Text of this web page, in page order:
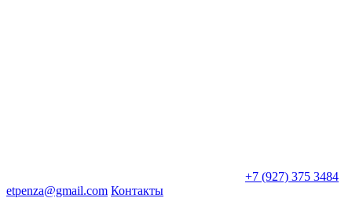
+7 (927) 375 3484
etpenza@gmail.com Контакты